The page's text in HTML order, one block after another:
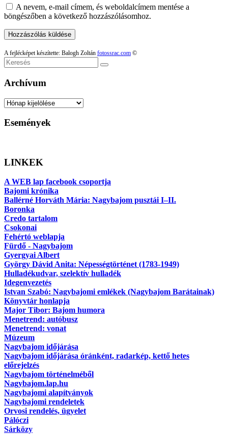
A nevem, e-mail címem, és weboldalcímem mentése a
böngészőben a következő hozzászólásomhoz.
A fejlécképet készítette: Balogh Zoltán fotossrac.com ©
Keresés
Archívum
Archívum
Események
LINKEK
A WEB lap facebook csoportja
Bajomi krónika
Ballérné Horváth Mária: Nagybajom pusztái I–II.
Boronka
Credo tartalom
Csokonai
Fehértó weblapja
Fürdő - Nagybajom
Gyergyai Albert
György Dávid Anita: Népességtörténet (1783-1949)
Hulladékudvar, szelektív hulladék
Idegenvezetés
Istvan Szabó: Nagybajomi emlékek (Nagybajom Barátainak)
Könyvtár honlapja
Major Tibor: Bajom humora
Menetrend: autóbusz
Menetrend: vonat
Múzeum
Nagybajom időjárása
Nagybajom időjárása óránként, radarkép, kettő hetes
előrejelzés
Nagybajom történelméből
Nagybajom.lap.hu
Nagybajomi alapítványok
Nagybajomi rendeletek
Orvosi rendelés, ügyelet
Pálóczi
Sárközy